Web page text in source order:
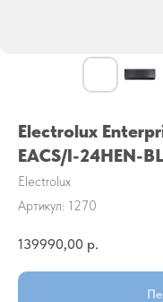
Electrolux
EACS/I-24HEN-
Electrolux
Артикул: 1270
139990,00 р.